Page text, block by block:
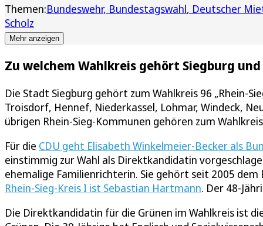
Themen:Bundeswehr Bundestagswahl Deutscher
Scholz
Mehr anzeigen
Zu welchem Wahlkreis gehört Siegburg
Die Stadt Siegburg gehört zum Wahlkreis 96 „Rhein-
Troisdorf, Hennef, Niederkassel, Lohmar, Windeck,
übrigen Rhein-Sieg-Kommunen gehören zum
Für die CDU geht Elisabeth Winkelmeier-Becker als
einstimmig zur Wahl als Direktkandidatin
ehemalige Familienrichterin. Sie gehört seit 2005 dem
Rhein-Sieg-Kreis I ist Sebastian Hartmann. Der 48-
Die Direktkandidatin für die Grünen im Wahlkreis ist